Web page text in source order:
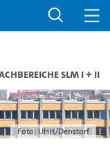
SLM I + II
Foto: UHH/Denstorf